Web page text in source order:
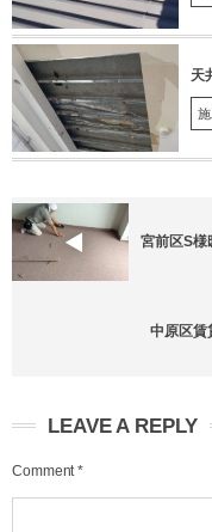
天
宮前区S
中原区賃
LEAVE A REPLY
Comment *